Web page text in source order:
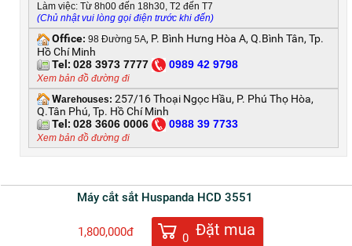
Làm việc: Từ 8h00 đến 18h30, T2 đến T7
(Chủ nhật vui lòng gọi điện trước khi đến)
Office: 98 Đường 5A, P. Bình Hưng Hòa A, Q.Bình Tân, Tp.
Hồ Chí Minh
Tel: 028 3973 7777 0989 42 9798
Xem bản đồ đường đi
Warehouses: 257/16 Thoại Ngọc Hầu, P. Phú Thọ Hòa,
Q.Tân Phú, Tp. Hồ Chí Minh
Tel: 028 3606 0006 0988 39 7733
Xem bản đồ đường đi
Máy cắt sắt Huspanda HCD 3551
1,800,000đ 0 Đặt mua